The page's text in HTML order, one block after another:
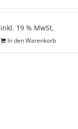
inkl. 19 % MwSt.
In den Warenkorb